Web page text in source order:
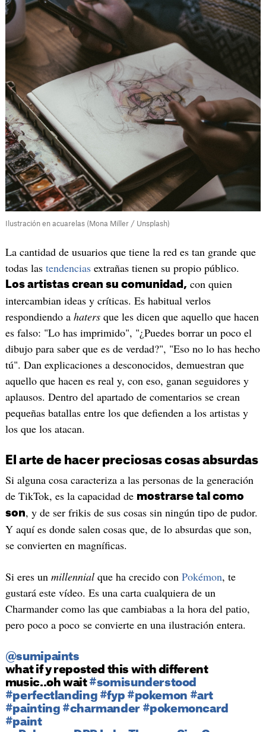
Ilustración en acuarelas (Mona Miller / Unsplash)
La cantidad de usuarios que tiene la red es tan grande que
todas las tendenciasextrañas tienen su propio público.
Los artistas crean su comunidad, con quien
intercambian ideas y críticas. Es habitual verlos
respondiendo a hatersque les dicen que aquello que hacen
es falso: "Lo has imprimido", "¿Puedes borrar un poco el
dibujo para saber que es de verdad?", "Eso no lo has hecho
tú". Dan explicaciones a desconocidos, demuestran que
aquello que hacen es real y, con eso, ganan seguidores y
aplausos. Dentro del apartado de comentarios se crean
pequeñas batallas entre los que defienden a los artistas y
los que los atacan.
El arte de hacer preciosas cosas absurdas
Si alguna cosa caracteriza a las personas de la generación
de TikTok, es la capacidad de mostrarse tal como
son, y de ser frikis de sus cosas sin ningún tipo de pudor.
Y aquí es donde salen cosas que, de lo absurdas que son,
se convierten en magníficas.
Si eres un millennialque ha crecido con Pokémon, te
gustará este vídeo. Es una carta cualquiera de un
Charmander como las que cambiabas a la hora del patio,
pero poco a poco se convierte en una ilustración entera.
@sumipaints
what if y reposted this with different
music..oh wait #somisunderstood
#perfectlanding #fyp #pokemon #art
#painting #charmander #pokemoncard
#paint